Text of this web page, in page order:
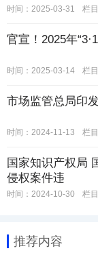
时间：2025-03-31 栏目
官宣！2025年
时间：2025-03-14 栏目
市场监管总局印
时间：2024-11-13 栏目
国家知识产权局
侵权案件违
时间：2024-10-30 栏目
推荐内容